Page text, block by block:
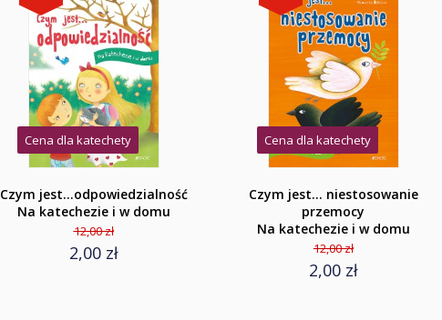
Cena dla katechety
Czym jest...odpowiedzialność
Na katechezie i w domu
12,00 zł
2,00 zł
Cena dla katechety
Czym jest... niestosowanie
przemocy
Na katechezie i w domu
12,00 zł
2,00 zł